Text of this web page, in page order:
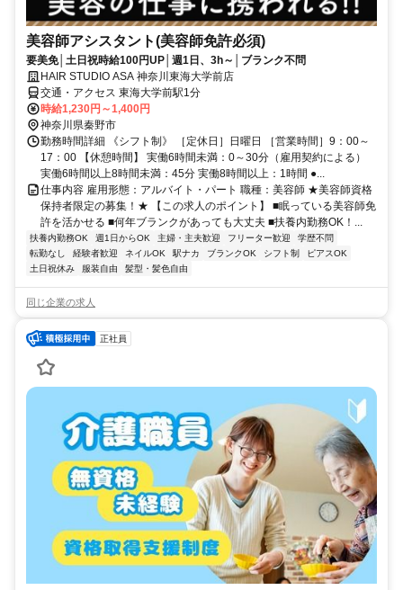
美容師アシスタント(美容師免許必須)
要美免│土日祝時給100円UP│週1日、3h～│ブランク不問
HAIR STUDIO ASA 神奈川東海大学前店
交通・アクセス 東海大学前駅1分
時給1,230円～1,400円
神奈川県秦野市
勤務時間詳細 《シフト制》 ［定休日］日曜日 ［営業時間］9：00～
17：00 【休憩時間】 実働6時間未満：0～30分（雇用契約による）
実働6時間以上8時間未満：45分 実働8時間以上：1時間 ●...
仕事内容 雇用形態：アルバイト・パート 職種：美容師 ★美容師資格
保持者限定の募集！★ 【この求人のポイント】 ■眠っている美容師免
許を活かせる ■何年ブランクがあっても大丈夫 ■扶養内勤務OK！...
扶養内勤務OK 週1日からOK 主婦・主夫歓迎 フリーター歓迎
学歴不問
転勤なし
経験者歓迎 ネイルOK 駅ナカ ブランクOK シフト制
ピアスOK
土日祝休み
服装自由 髪型・髪色自由
同じ企業の求人
正社員